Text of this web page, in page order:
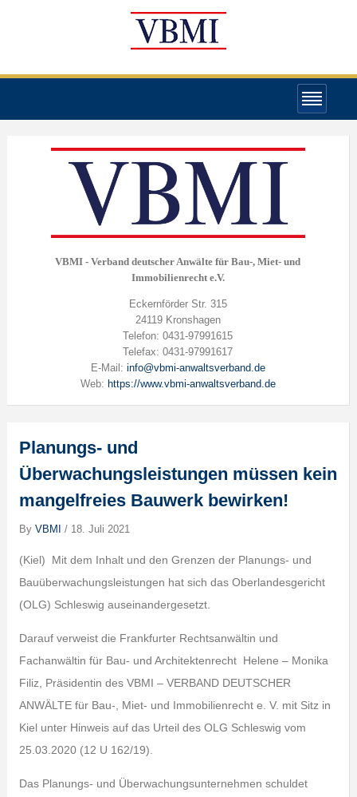
VBMI - Verband deutscher Anwälte für Bau-, Miet- und
Immobilienrecht e.V.
Eckernförder Str. 315
24119 Kronshagen
Telefon: 0431-97991615
Telefax: 0431-97991617
E-Mail: info@vbmi-anwaltsverband.de
Web: https://www.vbmi-anwaltsverband.de
Planungs- und
Überwachungsleistungen müssen kein
mangelfreies Bauwerk bewirken!
By VBMI / 18. Juli 2021
(Kiel) Mit dem Inhalt und den Grenzen der Planungs- und
Bauüberwachungsleistungen hat sich das Oberlandesgericht
(OLG) Schleswig auseinandergesetzt.
Darauf verweist die Frankfurter Rechtsanwältin und
Fachanwältin für Bau- und Architektenrecht Helene – Monika
Filiz, Präsidentin des VBMI – VERBAND DEUTSCHER
ANWÄLTE für Bau-, Miet- und Immobilienrecht e. V. mit Sitz in
Kiel unter Hinweis auf das Urteil des OLG Schleswig vom
25.03.2020 (12 U 162/19).
Das Planungs- und Überwachungsunternehmen schuldet